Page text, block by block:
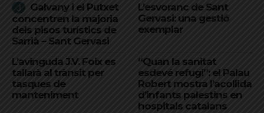
Galvany i el Putxet
concentren la majoria
dels pisos turístics de
Sarrià – Sant Gervasi
L’esvoranc de Sant
Gervasi: una gestió
exemplar
L’avinguda J.V. Foix es
tallarà al trànsit per
tasques de
manteniment
“Quan la sanitat
esdevé refugi”: el Palau
Robert mostra l’acollida
d’infants palestins en
hospitals catalans